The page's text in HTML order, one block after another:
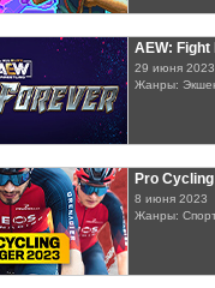
AEW: Fight
29 июня 2023
Жанры:
Pro
8 июня 2023
Жанры: